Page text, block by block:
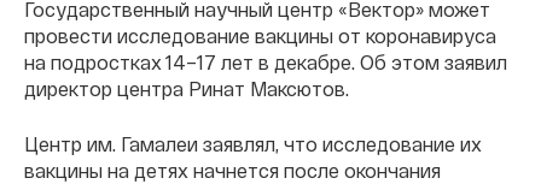
Государственный научный центр «Вектор» может
провести исследование вакцины от коронавируса
на подростках 14–17 лет в декабре. Об этом заявил
директор центра Ринат Максютов.
Центр им. Гамалеи заявлял, что исследование их
вакцины на детях начнется после окончания